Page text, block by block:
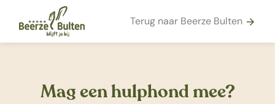
Terug naar Beerze Bulten arrow_forward
Mag een hulphond mee?